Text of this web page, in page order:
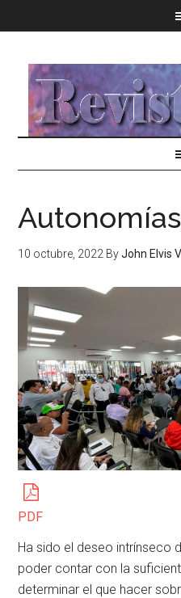
Autonomías
10 octubre, 2022 ByJohn Elvis
PDF
Ha sido el deseo intrínseco
poder contar con la
determinar el que hacer